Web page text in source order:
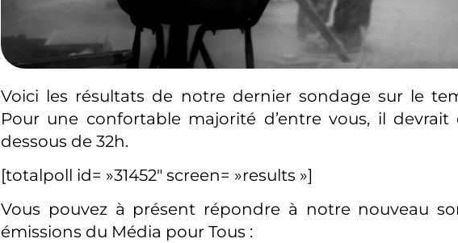
Voici les résultats de notre dernier sondage sur le
Pour une confortable majorité d’entre vous, il devrait
dessous de 32h.
[totalpoll id= »31452″ screen= »results »]
Vous pouvez à présent répondre à notre nouveau
émissions du Média pour Tous :